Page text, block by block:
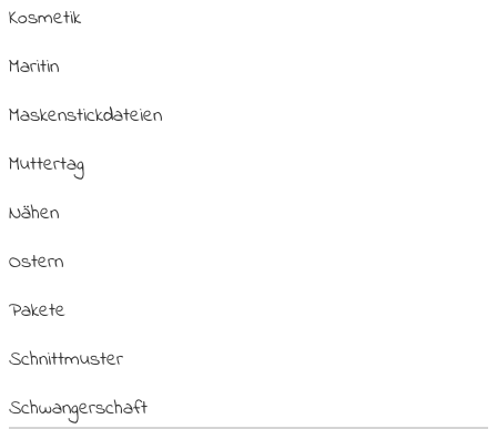
Kosmetik
Maritin
Maskenstickdateien
Muttertag
Nähen
Ostern
Pakete
Schnittmuster
Schwangerschaft